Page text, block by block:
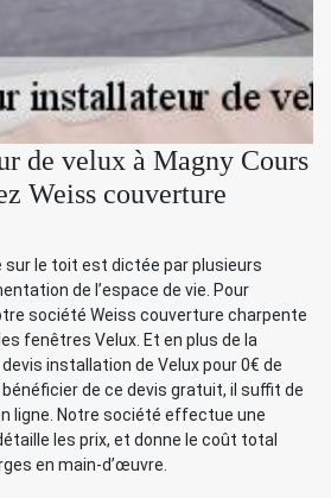
de velux à Magny Cours
Weiss couverture
sur le toit est dictée par plusieurs
de l’espace de vie. Pour
société Weiss couverture charpente
fenêtres Velux. Et en plus de la
installation de Velux pour 0€ de
de ce devis gratuit, il suffit de
ligne. Notre société effectue une
les prix, et donne le coût total
en main-d’œuvre.